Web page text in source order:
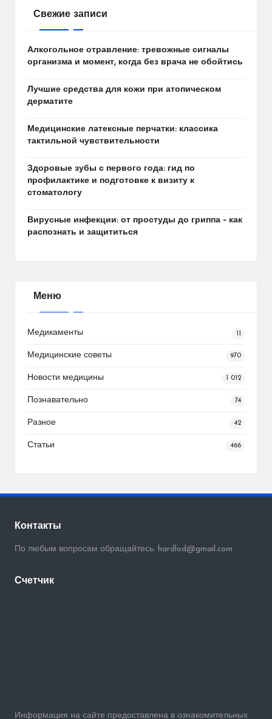
Свежие записи
Алкогольное отравление: тревожные сигналы
организма и момент, когда без врача не обойтись
Лучшие средства для кожи при атопическом
дерматите
Медицинские латексные перчатки: классика
тактильной чувствительности
Здоровые зубы с первого года: гид по
профилактике и подготовке к визиту к
стоматологу
Вирусные инфекции: от простуды до гриппа – как
распознать и защититься
Меню
Медикаменты
Медицинские советы 970
Новости медицины 1 012
Познавательно 74
Разное 42
Статьи 466
Контакты
По любым вопросам обращайтесь: hardlod@gmail.com
Счетчик
Информация на сайте предоставлена в ознакомительных